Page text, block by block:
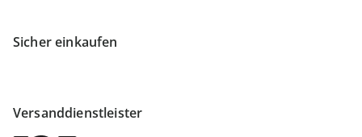
Sicher einkaufen
Versanddienstleister